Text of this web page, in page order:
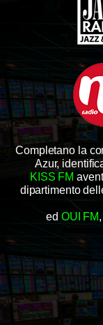
Completano la
Azur,
KISS FM
dipartimento
ed OUI FM